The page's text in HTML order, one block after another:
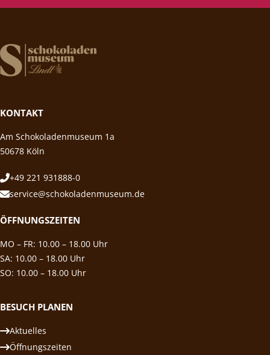
KONTAKT
Am Schokoladenmuseum 1a
50678 Köln
+49 221 931888-0
service@schokoladenmuseum.de
ÖFFNUNGSZEITEN
MO – FR: 10.00 – 18.00 Uhr
SA: 10.00 – 18.00 Uhr
SO: 10.00 – 18.00 Uhr
BESUCH PLANEN
Aktuelles
Öffnungszeiten